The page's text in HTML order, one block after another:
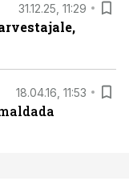
31.12.25, 11:29
18.04.16, 11:53